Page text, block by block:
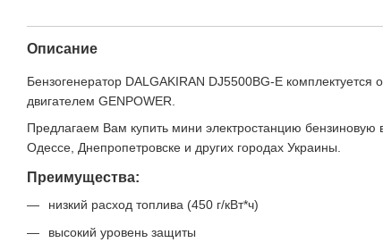
Описание
Бензогенератор DALGAKIRAN DJ5500BG-E
двигателем GENPOWER.
Предлагаем Вам купить мини электростанцию бензиновую
Одессе, Днепропетровске и других городах Украины.
Преимущества:
низкий расход топлива (450 г/кВт*ч)
высокий уровень защиты